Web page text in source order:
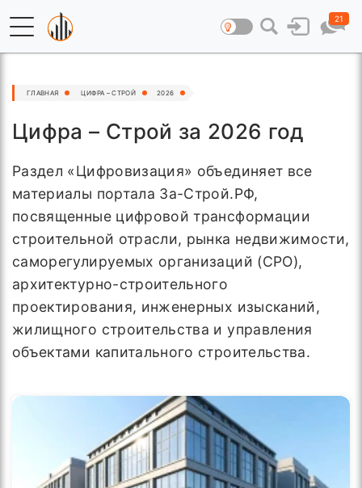
21
ГЛАВНАЯ ЦИФРА – СТРОЙ 2026
Цифра – Строй за 2026 год
Раздел «Цифровизация» объединяет все
материалы портала За-Строй.РФ,
посвященные цифровой трансформации
строительной отрасли, рынка недвижимости,
саморегулируемых организаций (СРО),
архитектурно-строительного
проектирования, инженерных изысканий,
жилищного строительства и управления
объектами капитального строительства.